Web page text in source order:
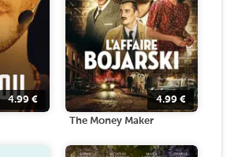
4.99 € 4.99 €
The Money Maker